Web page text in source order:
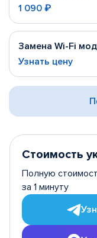
1 090 ₽
Замена Wi-Fi
Узнать цену
Стоимость
Полную
за 1 минуту